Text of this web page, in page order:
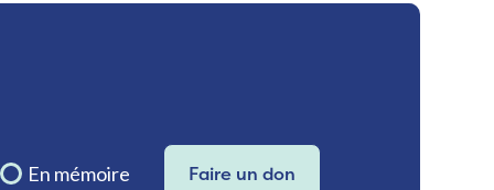
En mémoire Faire un don